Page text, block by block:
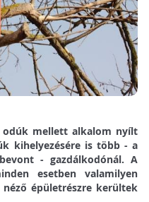
odúk mellett alkalom nyílt
kihelyezésére is több - a
- gazdálkodónál. A
esetben valamilyen
épületrészre kerültek